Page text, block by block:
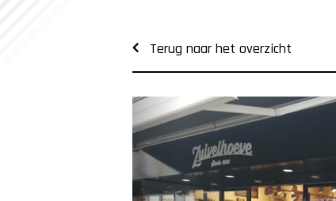
Terug naar het overzicht